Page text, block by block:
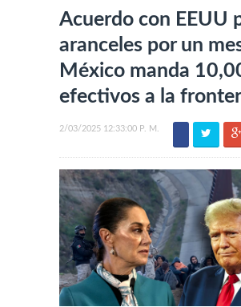
Acuerdo con EEUU
aranceles por un
México manda
efectivos a la
2/03/2025 12:33:00 P. M.